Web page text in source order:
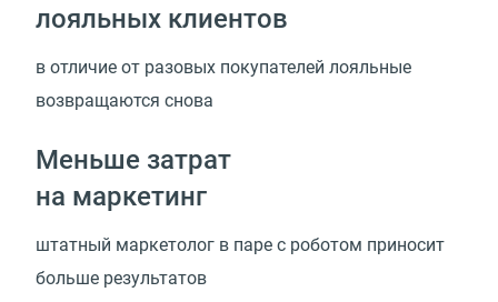
лояльных клиентов
в отличие от разовых покупателей лояльные
возвращаются снова
Меньше затрат
на маркетинг
штатный маркетолог в паре с роботом приносит
больше результатов